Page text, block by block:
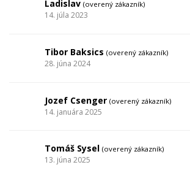
Ladislav (overený zákazník)
14. júla 2023
Tibor Baksics (overený zákazník)
28. júna 2024
Jozef Csenger (overený zákazník)
14. januára 2025
Tomáš Sysel (overený zákazník)
13. júna 2025